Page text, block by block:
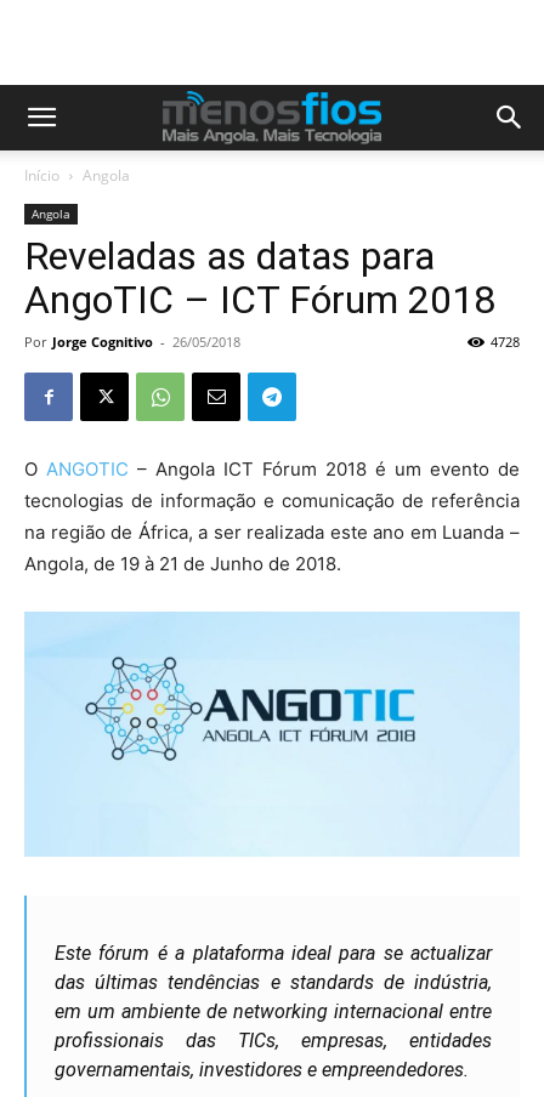
Início Angola
Angola
Reveladas as datas para
AngoTIC – ICT Fórum 2018
Por Jorge Cognitivo - 26/05/2018 4728
O ANGOTIC – Angola ICT Fórum 2018 é um evento de
tecnologias de informação e comunicação de referência
na região de África, a ser realizada este ano em Luanda –
Angola, de 19 à 21 de Junho de 2018.
Este fórum é a plataforma ideal para se actualizar
das últimas tendências e standards de indústria,
em um ambiente de networking internacional entre
profissionais das TICs, empresas, entidades
governamentais, investidores e empreendedores.